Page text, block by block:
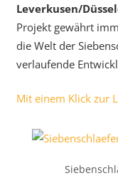
Leverkusen/
Projekt gewährt
die Welt der
verlaufende
Mit einem Klick zur